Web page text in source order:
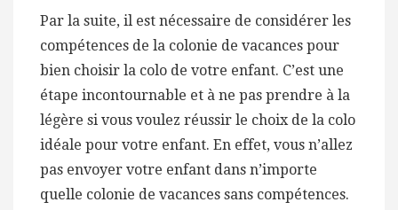
Par la suite, il est nécessaire de considérer les
compétences de la colonie de vacances pour
bien choisir la colo de votre enfant. C’est une
étape incontournable et à ne pas prendre à la
légère si vous voulez réussir le choix de la colo
idéale pour votre enfant. En effet, vous n’allez
pas envoyer votre enfant dans n’importe
quelle colonie de vacances sans compétences.